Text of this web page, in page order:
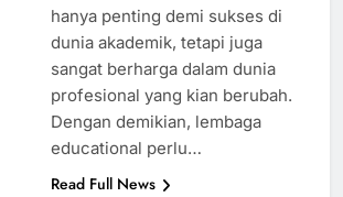
hanya penting demi sukses di
dunia akademik, tetapi juga
sangat berharga dalam dunia
profesional yang kian berubah.
Dengan demikian, lembaga
educational perlu…
Read Full News